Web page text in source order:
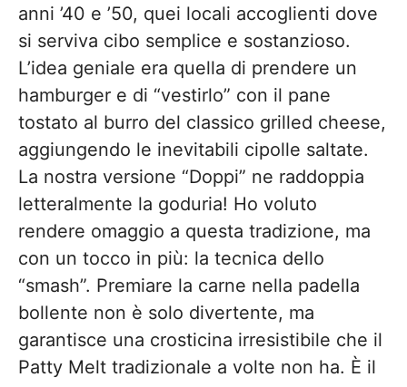
anni ’40 e ’50, quei locali accoglienti dove
si serviva cibo semplice e sostanzioso.
L’idea geniale era quella di prendere un
hamburger e di “vestirlo” con il pane
tostato al burro del classico grilled cheese,
aggiungendo le inevitabili cipolle saltate.
La nostra versione “Doppi” ne raddoppia
letteralmente la goduria! Ho voluto
rendere omaggio a questa tradizione, ma
con un tocco in più: la tecnica dello
“smash”. Premiare la carne nella padella
bollente non è solo divertente, ma
garantisce una crosticina irresistibile che il
Patty Melt tradizionale a volte non ha. È il